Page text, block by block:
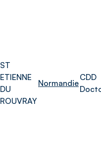
ST
ETIENNE
DU
ROUVRAY
Normandie
CDD